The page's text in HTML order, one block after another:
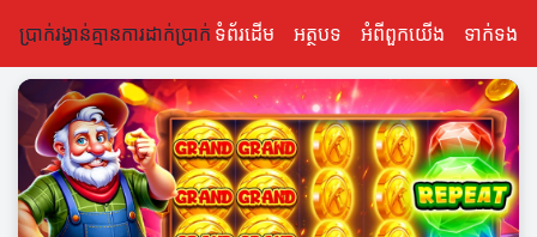
ប្រាក់រង្វាន់គ្មានការដាក់ប្រាក់ ទំព័រដើម អត្ថបទ អំពីពួកយើង ទាក់ទង